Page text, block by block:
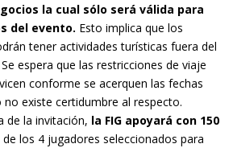
la cual sólo será válida para
del evento. Esto implica que los
tener actividades turísticas fuera del
espera que las restricciones de viaje
conforme se acerquen las fechas
existe certidumbre al respecto.
de la invitación, la FIG apoyará con 150
los 4 jugadores seleccionados para